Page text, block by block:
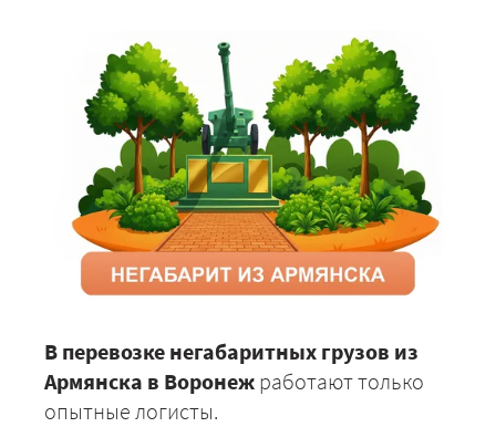
В перевозке негабаритных грузов из
Армянска в Воронеж работают только
опытные логисты.